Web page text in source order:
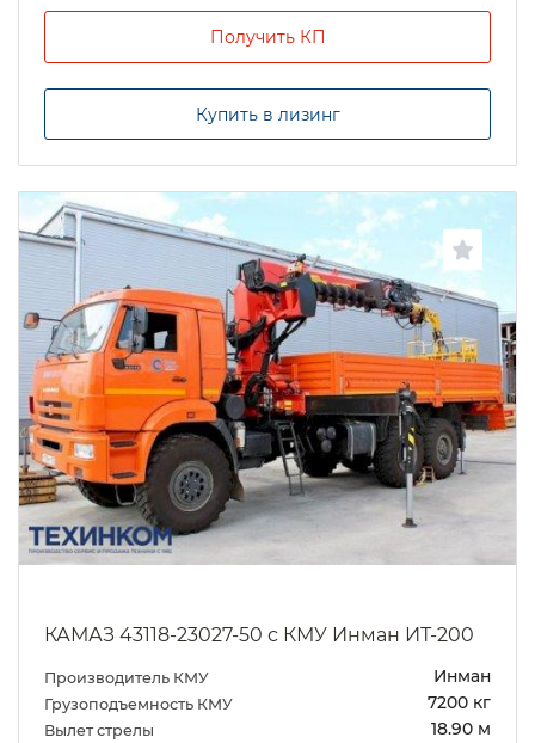
Получить КП
Купить в лизинг
КАМАЗ 43118-23027-50 с КМУ Инман ИТ-200
Производитель КМУ Инман
Грузоподъемность КМУ 7200 кг
Вылет стрелы 18.90 м